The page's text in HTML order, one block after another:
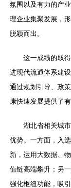
氛围以及有力的产
理企业集聚发展，
脱颖而出。
这一成绩的取
进现代流通体系建
通过规划引导、政
康快速发展提供了有
湖北省相关城
优势。一方面，入
新，运用大数据、
值链高端攀升；另
强化枢纽功能，吸